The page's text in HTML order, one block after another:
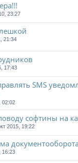
23:27
21:34
17:43
SMS
02:02
софтины на
2015, 19:22
16:23